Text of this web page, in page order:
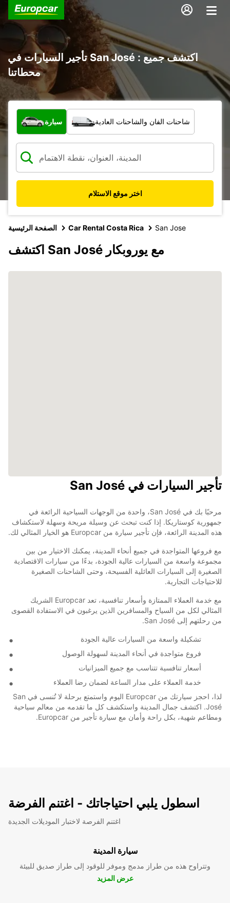
تأجير السيارات في San José : اكتشف جميع
محطاتنا
ما نوع المركبة؟
سيارة شاحنات الفان والشاحنات العادية
اختر موقع الاستلام
الصفحة الرئيسية Car Rental Costa Rica San Jose
اكتشف San José مع يوروبكار
تأجير السيارات في San José
مرحبًا بك في San José، واحدة من الوجهات السياحية الرائعة في
جمهورية كوستاريكا. إذا كنت تبحث عن وسيلة مريحة وسهلة لاستكشاف
هذه المدينة الرائعة، فإن تأجير سيارة من Europcar هو الخيار المثالي لك.
مع فروعها المتواجدة في جميع أنحاء المدينة، يمكنك الاختيار من بين
مجموعة واسعة من السيارات عالية الجودة، بدءًا من سيارات الاقتصادية
الصغيرة إلى السيارات العائلية الفسيحة، وحتى الشاحنات الصغيرة
للاحتياجات التجارية.
مع خدمة العملاء الممتازة وأسعار تنافسية، تعد Europcar الشريك
المثالي لكل من السياح والمسافرين الذين يرغبون في الاستفادة القصوى
من رحلتهم إلى San José.
تشكيلة واسعة من السيارات عالية الجودة
فروع متواجدة في أنحاء المدينة لسهولة الوصول
أسعار تنافسية تتناسب مع جميع الميزانيات
خدمة العملاء على مدار الساعة لضمان رضا العملاء
لذا، احجز سيارتك من Europcar اليوم واستمتع برحلة لا تُنسى في San
José. اكتشف جمال المدينة واستكشف كل ما تقدمه من معالم سياحية
ومطاعم شهية، بكل راحة وأمان مع سيارة تأجير من Europcar.
اسطول يلبي احتياجاتك - اغتنم الفرضة
اغتنم الفرصة لاختبار الموديلات الجديدة
سيارة المدينة
وتتراوح هذه من طراز مدمج وموفر للوقود إلى طراز صديق للبيئة
عرض المزيد